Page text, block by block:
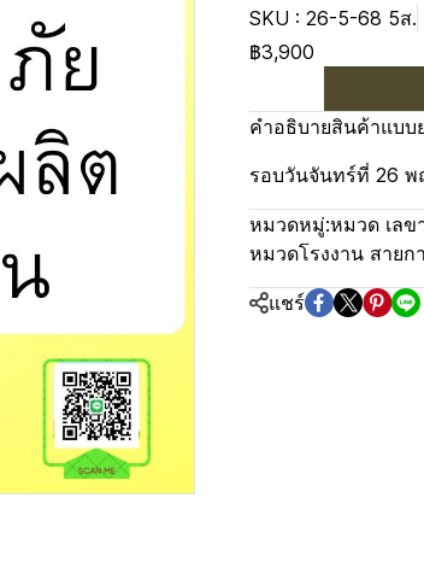
SKU : 26-5-68 5ส.
฿3,900
คำอธิบายสินค้าแบบ
รอบวันจันทร์ที่ 26 พ
หมวดหมู่:หมวด เลข
หมวดโรงงาน สายก
แชร์